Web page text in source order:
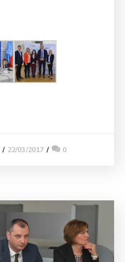
22/03/2017 0